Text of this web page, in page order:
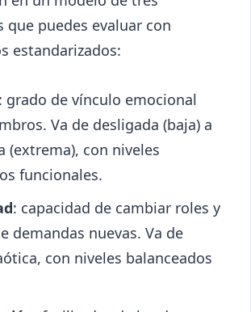
que puedes evaluar con
estandarizados:
: grado de vínculo emocional
Va de desligada (baja) a
(extrema), con niveles
funcionales.
: capacidad de cambiar roles y
demandas nuevas. Va de
con niveles balanceados